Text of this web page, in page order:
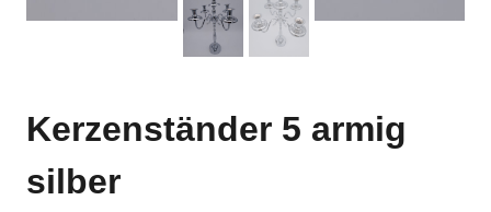
Kerzenständer 5 armig
silber